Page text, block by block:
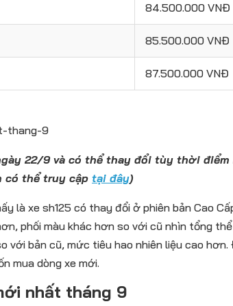
84.500.000 VNĐ
85.500.000 VNĐ
87.500.000 VNĐ
22/9 và có thể thay đổi tùy thời
có thể truy cập tại đây)
là xe sh125 có thay đổi ở phiên bản Cao
phối màu khác hơn so với cũ nhìn tổng
với bản cũ, mức tiêu hao nhiên liệu cao
mua dòng xe mới.
nhất tháng 9